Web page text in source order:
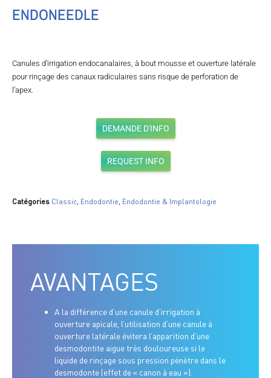
ENDONEEDLE
Canules d’irrigation endocanalaires, à bout mousse et ouverture latérale
pour rinçage des canaux radiculaires sans risque de perforation de
l’apex.
DEMANDE D'INFO
REQUEST INFO
Catégories Classic Endodontie Endodontie & Implantologie
AVANTAGES
A la différence d’une canule d’irrigation à
ouverture apicale, l’utilisation d’une canule à
ouverture latérale évitera l’apparition d’une
desmodontite aigue très douloureuse si le
liquide de rinçage sous pression pénètre dans le
desmodonte (effet de « canon à eau »).